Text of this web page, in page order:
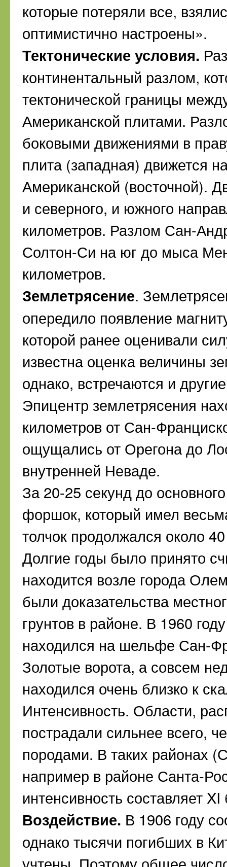
которые потеряли все,
оптимистично настроены».
Тектонические условия.
континентальный разлом,
тектонической границы
Американской плитами.
боковыми движениями в
плита (западная) движется
Американской (восточной).
и северного, и южного
километров. Разлом Сан-
Солтон-Си на юг до мыса
километров.
Землетрясение.
опередило появление
которой ранее оценивали
известна оценка величины
однако, встречаются и
Эпицентр землетрясения
километров от Сан-
ощущались от Орегона до
внутренней Неваде.
За 20-25 секунд до
форшок, который имел
толчок продолжался около
Долгие годы было принято
находится возле города
были доказательства
грунтов в районе. В 1960
находился на шельфе Сан-
Золотые ворота, а совсем
находился очень близко к
Интенсивность. Области,
пострадали сильнее всего,
породами. В таких районах
например в районе Санта-
интенсивность составляет
Воздействие. В 1906 году
однако тысячи погибших в